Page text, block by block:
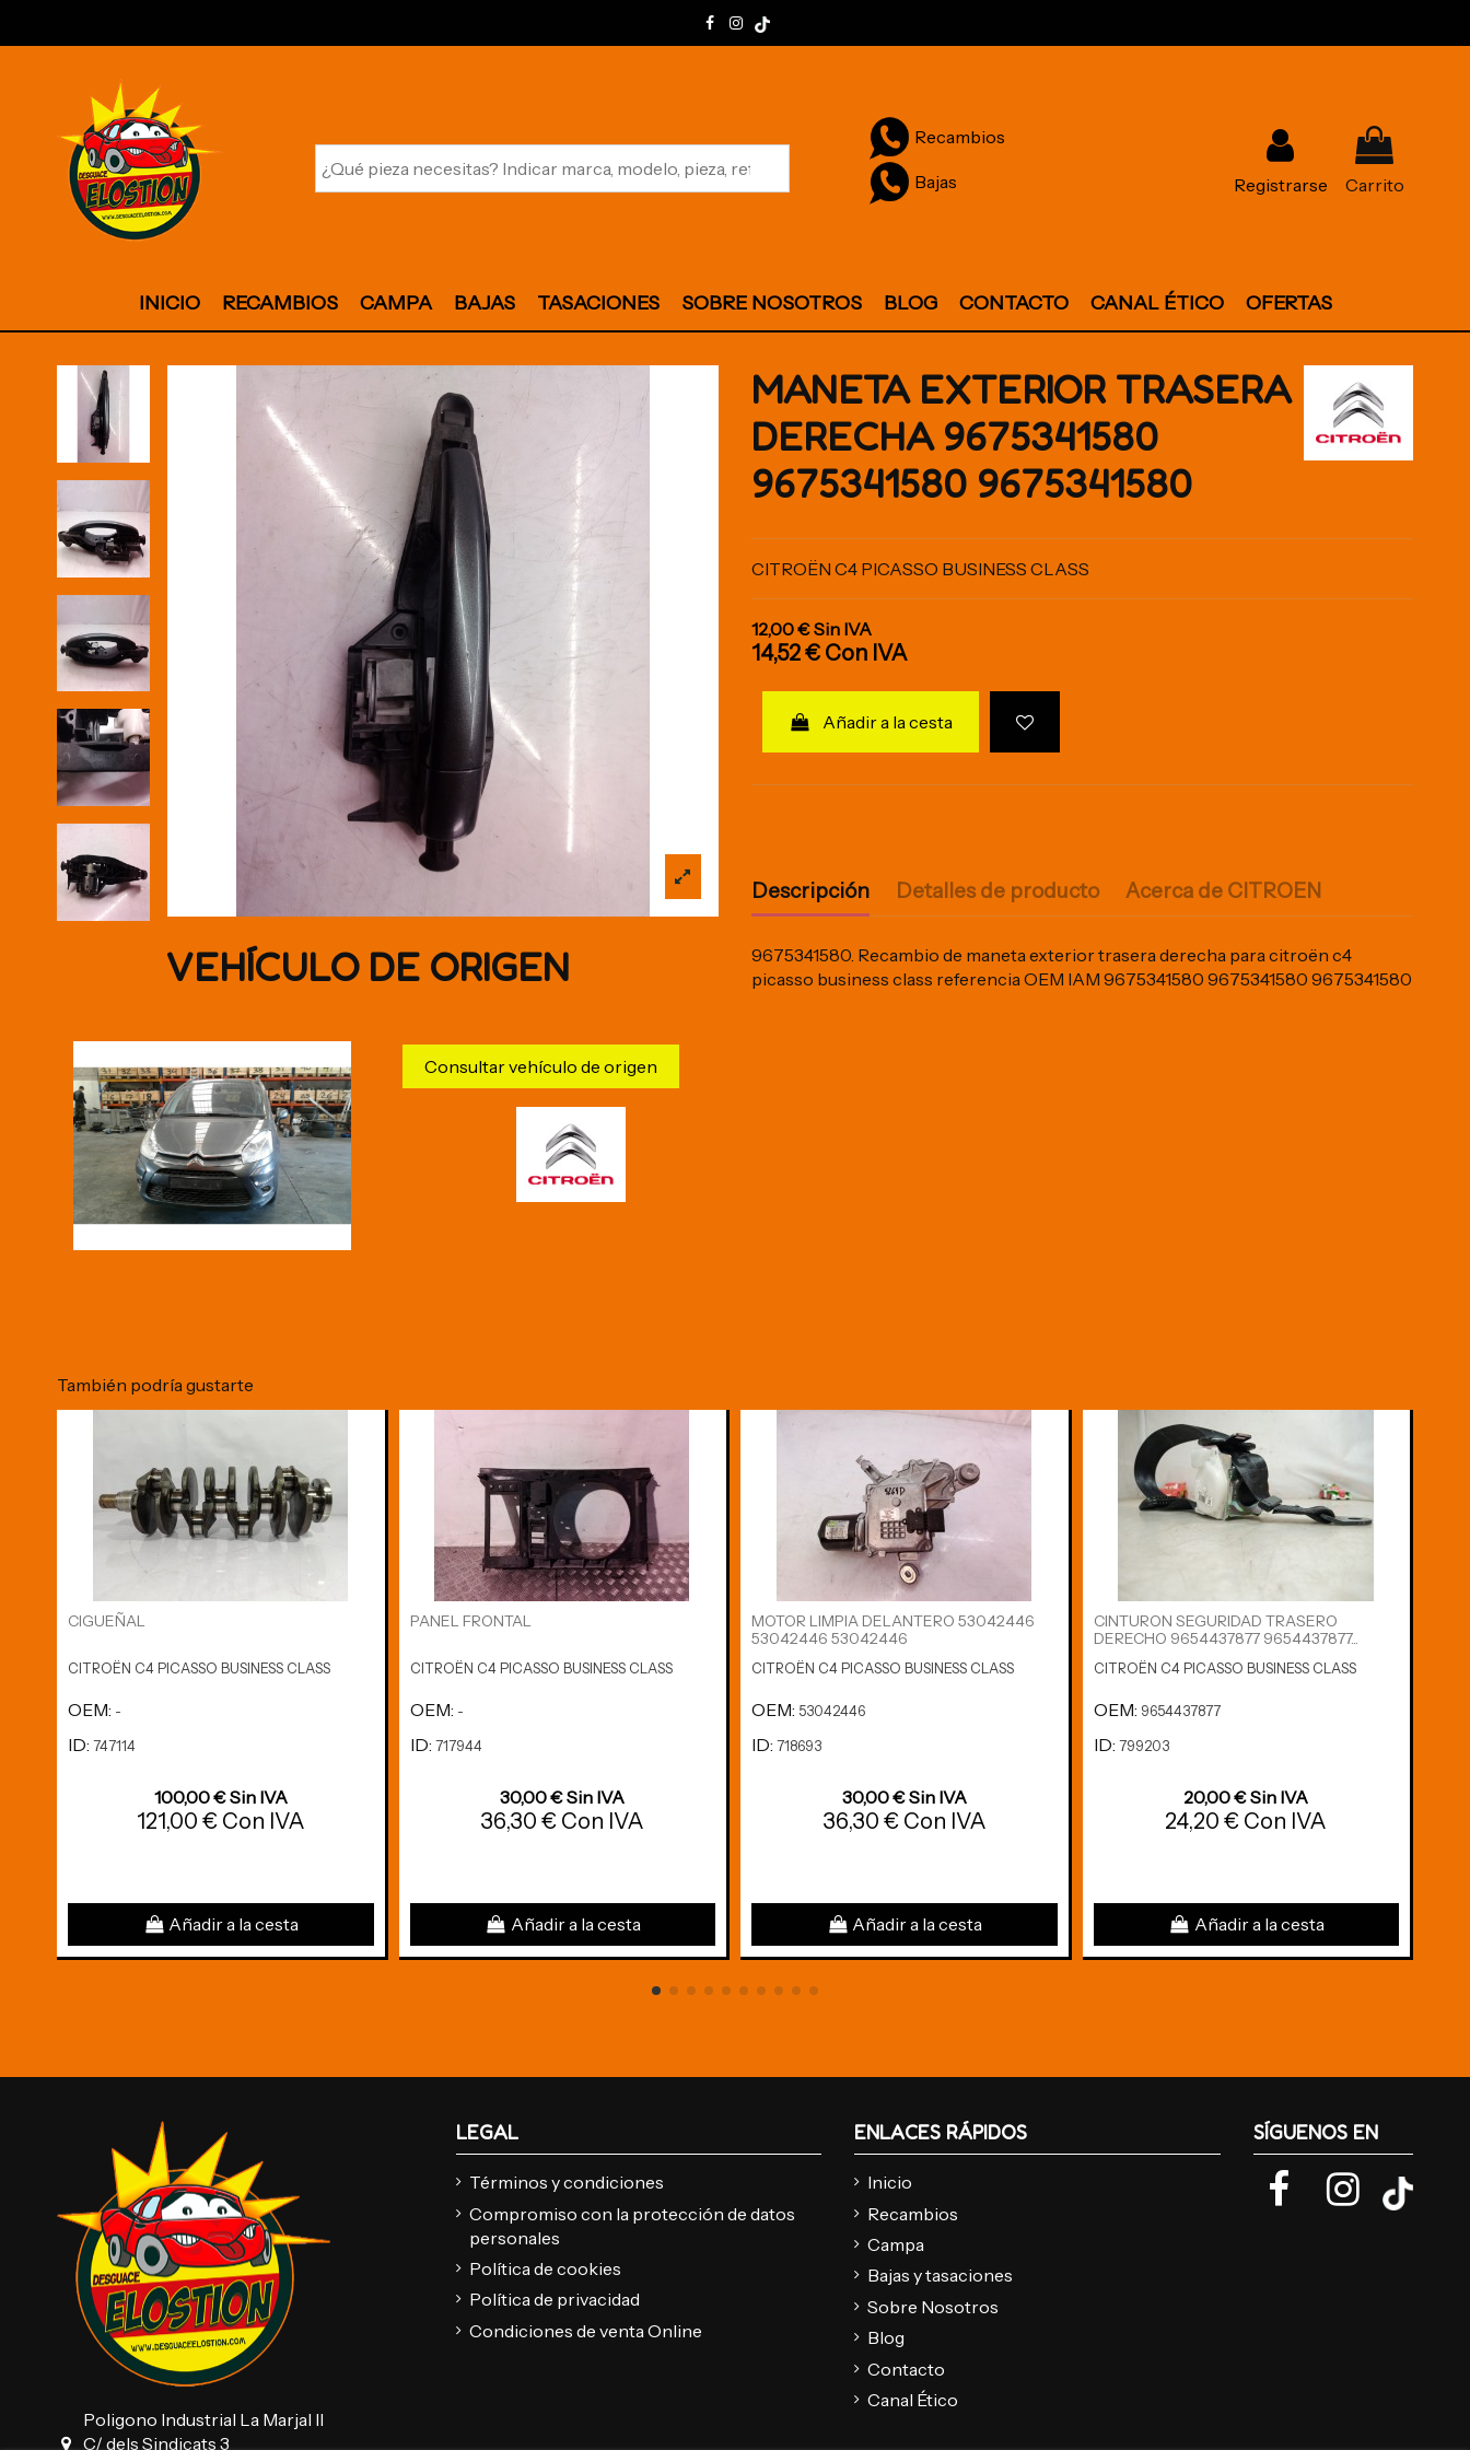
Recambios
Bajas Registrarse Carrito
INICIO RECAMBIOS CAMPA BAJAS TASACIONES SOBRE NOSOTROS BLOG CONTACTO CANAL ÉTICO OFERTAS
VEHÍCULO DE ORIGEN
Consultar vehículo de origen
MANETA EXTERIOR TRASERA
DERECHA 9675341580
9675341580 9675341580
CITROËN C4 PICASSO BUSINESS CLASS
12,00 €Sin IVA
14,52 € Con IVA
Añadir a la cesta
Descripción Detalles de producto Acerca de CITROEN
9675341580. Recambio de maneta exterior trasera derecha para citroën c4
picasso business class referencia OEM IAM 9675341580 9675341580 9675341580
También podría gustarte
CIGUEÑAL
CITROËN C4 PICASSO BUSINESS CLASS
OEM: -
ID: 747114
100,00 € Sin IVA
121,00 € Con IVA
Añadir a la cesta
PANEL FRONTAL
CITROËN C4 PICASSO BUSINESS CLASS
OEM: -
ID: 717944
30,00 € Sin IVA
36,30 € Con IVA
Añadir a la cesta
MOTOR LIMPIA DELANTERO 53042446
53042446 53042446
CITROËN C4 PICASSO BUSINESS CLASS
OEM: 53042446
ID: 718693
30,00 € Sin IVA
36,30 € Con IVA
Añadir a la cesta
CINTURON SEGURIDAD TRASERO
DERECHO 9654437877 9654437877...
CITROËN C4 PICASSO BUSINESS CLASS
OEM: 9654437877
ID: 799203
20,00 € Sin IVA
24,20 € Con IVA
Añadir a la cesta
Poligono Industrial La Marjal II
C/ dels Sindicats 3
LEGAL
Términos y condiciones
Compromiso con la protección de datos
personales
Política de cookies
Política de privacidad
Condiciones de venta Online
ENLACES RÁPIDOS
Inicio
Recambios
Campa
Bajas y tasaciones
Sobre Nosotros
Blog
Contacto
Canal Ético
SÍGUENOS EN